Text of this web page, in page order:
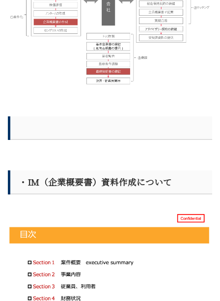
・IM（企業概要書）資料作成について